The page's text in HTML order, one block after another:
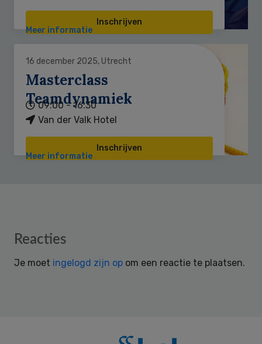
Inschrijven
Meer informatie
16 december 2025, Utrecht
Masterclass
Teamdynamiek
09:00 - 16:30
Van der Valk Hotel
Inschrijven
Meer informatie
Reader
Reacties
Je moet ingelogd zijn op om een reactie te plaatsen.